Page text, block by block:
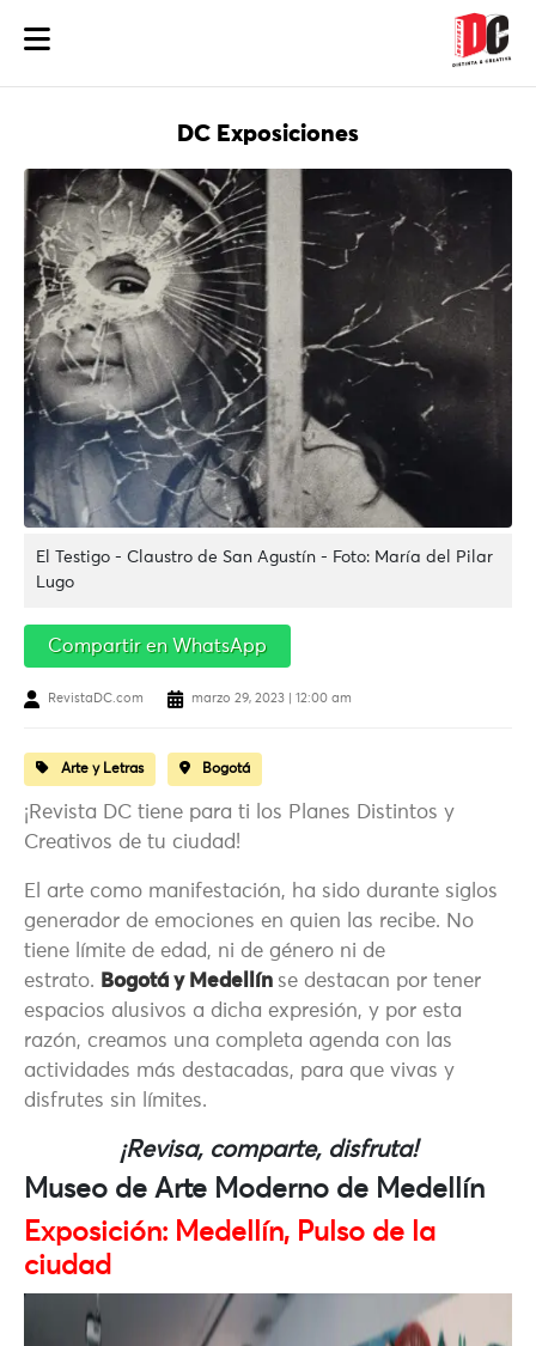
DC Exposiciones
El Testigo - Claustro de San Agustín - Foto: María del Pilar
Lugo
Compartir en WhatsApp
RevistaDC.com marzo 29, 2023 | 12:00 am
Arte y Letras Bogotá
¡Revista DC tiene para ti los Planes Distintos y
Creativos de tu ciudad!
El arte como manifestación, ha sido durante siglos
generador de emociones en quien las recibe. No
tiene límite de edad, ni de género ni de
estrato. Bogotá y Medellín se destacan por tener
espacios alusivos a dicha expresión, y por esta
razón, creamos una completa agenda con las
actividades más destacadas, para que vivas y
disfrutes sin límites.
¡Revisa, comparte, disfruta!
Museo de Arte Moderno de Medellín
Exposición: Medellín, Pulso de la
ciudad